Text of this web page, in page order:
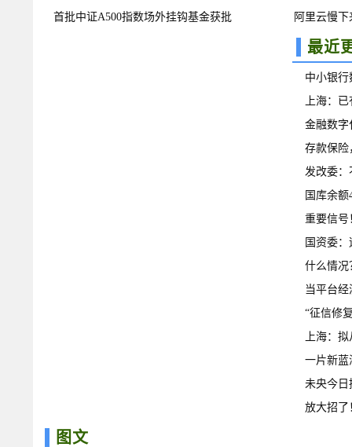
报平台
达峰，
首批中证A500指数场外挂钩基金获批 阿里云慢下
最近
中小银
上海：
月全面恢
金融数字
存款保险
发改委：
地产
国库余
“蛋糕”越
重要信号
20亿，
国资委
产有计划
什么情况
下降城市
当平台
“征信修
上海：
公共交通
一片新蓝
未央今日
保险机构
放大招了
图文